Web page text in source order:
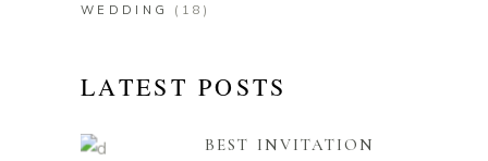
WEDDING (18)
LATEST POSTS
BEST INVITATION